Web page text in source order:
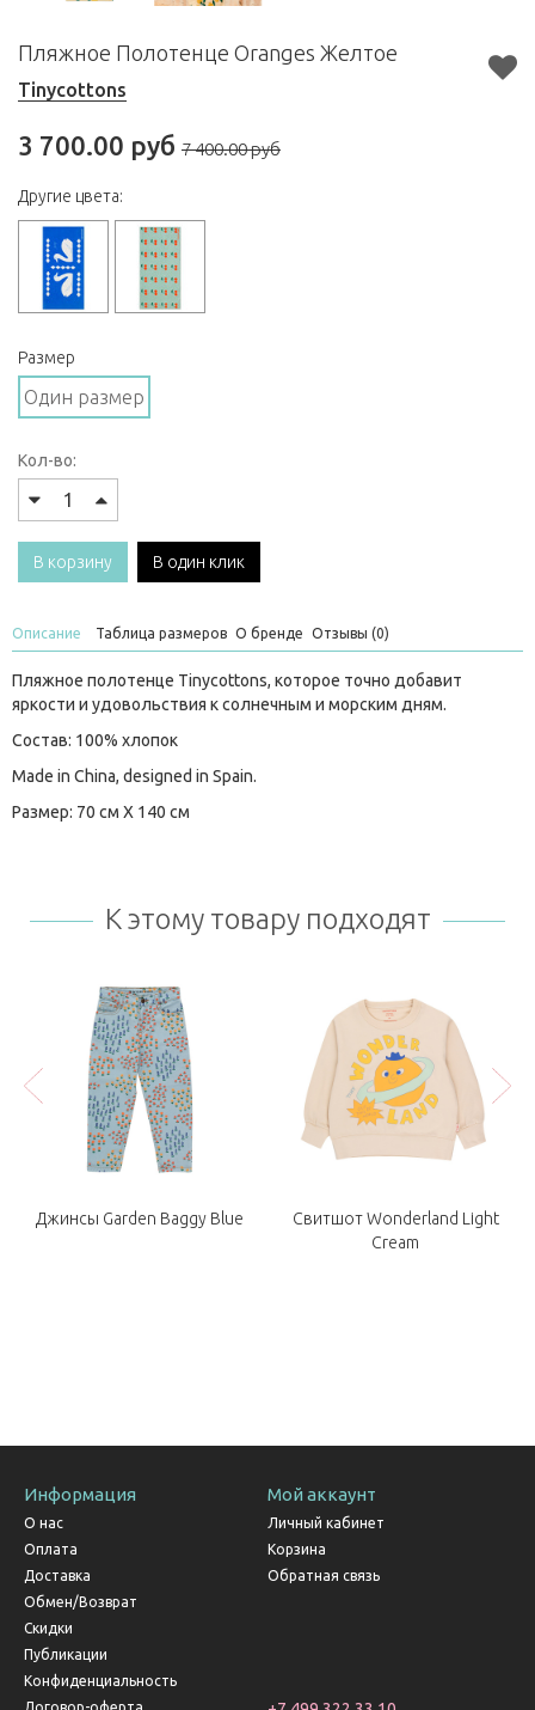
Пляжное Полотенце Oranges Желтое
Tinycottons
3 700.00 руб 7 400.00 руб
Другие цвета:
Размер
Один размер
Кол-во:
В корзину В один клик
Описание Таблица размеров О бренде Отзывы (0)
Пляжное полотенце Tinycottons, которое точно добавит
яркости и удовольствия к солнечным и морским дням.
Состав: 100% хлопок
Made in China, designed in Spain.
Размер: 70 см Х 140 см
К этому товару подходят
Джинсы Garden Baggy Blue
Свитшот Wonderland Light
Cream
Информация
О нас
Оплата
Доставка
Обмен/Возврат
Скидки
Публикации
Конфиденциальность
Мой аккаунт
Личный кабинет
Корзина
Обратная связь